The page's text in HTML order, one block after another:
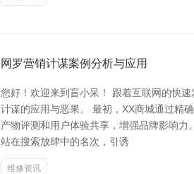
网罗营销计谋案例分析与应用
您好！欢迎来到盲小呆！ 跟着互联网的快
计谋的应用与恶果。 最初，XX商城通过精
产物评测和用户体验共享，增强品牌影响
站在搜索放肆中的名次，引诱
维修资讯